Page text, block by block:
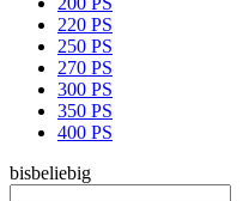
220 PS
250 PS
270 PS
300 PS
350 PS
400 PS
bisbeliebig